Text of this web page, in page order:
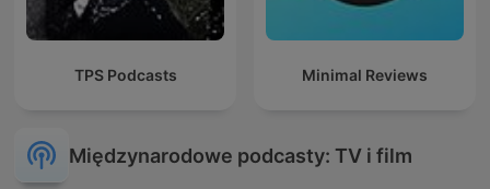
TPS Podcasts Minimal Reviews
Międzynarodowe podcasty: TV i film